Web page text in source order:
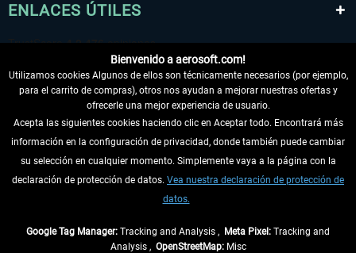
ENLACES ÚTILES
DESISTIR DEL CONTRATO
INFORMACIÓN
Bienvenido a aerosoft.com!
Utilizamos cookies Algunos de ellos son técnicamente necesarios (por ejemplo,
para el carrito de compras), otros nos ayudan a mejorar nuestras ofertas y
ofrecerle una mejor experiencia de usuario.
Acepta las siguientes cookies haciendo clic en Aceptar todo. Encontrará más
información en la configuración de privacidad, donde también puede cambiar
su selección en cualquier momento. Simplemente vaya a la página con la
declaración de protección de datos. Vea nuestra declaración de protección de
datos.
Google Tag Manager: Tracking and Analysis , Meta Pixel: Tracking and
Analysis , OpenStreetMap:Misc